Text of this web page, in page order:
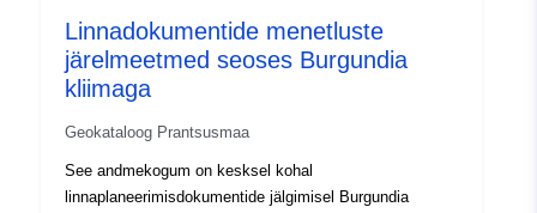
120066022-srv-83472080-f9a0-
4057-8cd8-b03b5110b645
Tüüp:
http://inspire.ec.europa.eu/
codelist/ResourceType/services
Linnadokumentide menetluste
järelmeetmed seoses Burgundia
kliimaga
Geokataloog Prantsusmaa
See andmekogum on kesksel kohal
linnaplaneerimisdokumentide jälgimisel Burgundia